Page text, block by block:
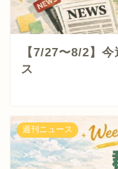
【7/27〜8/2】
ス
週刊ニュース